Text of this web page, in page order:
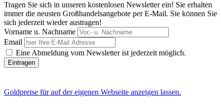
Tragen Sie sich in unseren kostenlosen Newsletter ein! Sie erhalten
immer die neusten Großhandelsangebote per E-Mail. Sie können Sie
sich jederzeit wieder austragen!
Vorname u. Nachname
Email
Eine Abmeldung vom Newsletter ist jederzeit möglich.
Goldpreise für auf der eigenen Webseite anzeigen lassen.